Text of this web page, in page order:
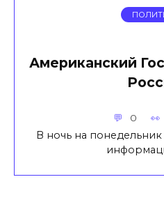
Американский
0
В ночь на